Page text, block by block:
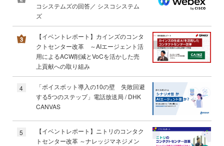
コシステムズの回答／ シスコシステム
ズ
【イベントレポート】カインズのコンタ
クトセンター改革 ～AIエージェント活
用によるACW削減とVoCを活かした売
上貢献への取り組み
4
「ボイスボット導入の10の壁 失敗回避
する5つのステップ」電話放送局 / DHK
CANVAS
5
【イベントレポート】ニトリのコンタク
トセンター改革 ～ナレッジマネジメン